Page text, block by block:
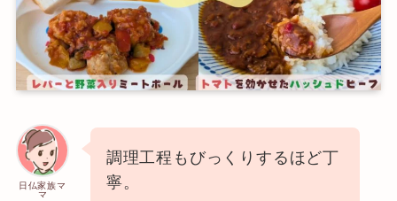
日仏家族マ
マ
調理工程もびっくりするほど丁
寧。